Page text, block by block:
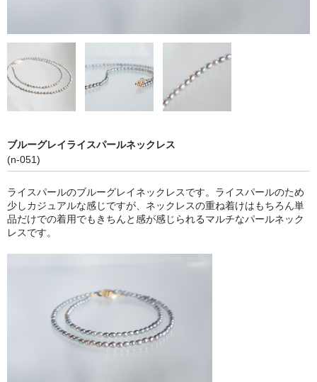
ブルーグレイライスパールネックレス
(n-051)
ライスパールのブルーグレイネックレスです。ライスパールのため
少しカジュアルな感じですが、ネックレスの重ね着けはもちろん単
品だけでの着用でもきちんと感が感じられるマルチなパールネック
レスです。